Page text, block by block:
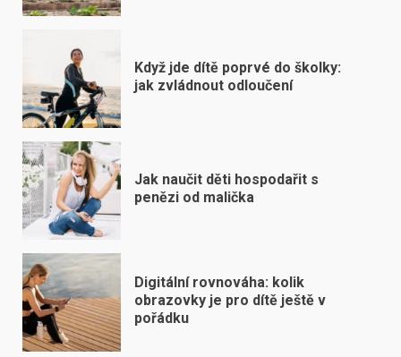
Když jde dítě poprvé do školky:
jak zvládnout odloučení
Jak naučit děti hospodařit s
penězi od malička
Digitální rovnováha: kolik
obrazovky je pro dítě ještě v
pořádku